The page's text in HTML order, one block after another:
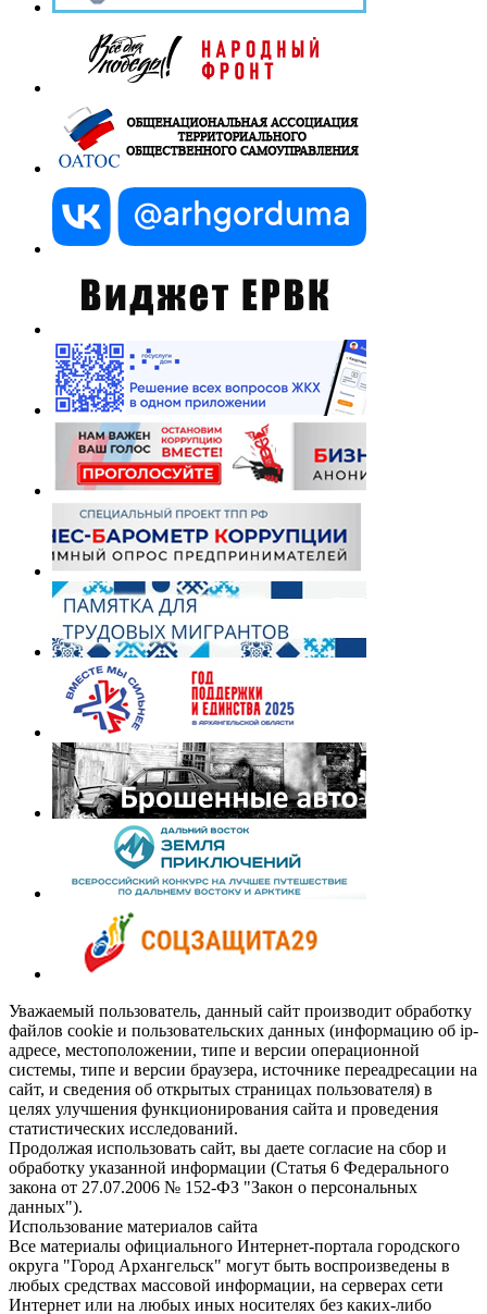
Уважаемый пользователь, данный сайт производит обработку
файлов cookie и пользовательских данных (информацию об ip-
адресе, местоположении, типе и версии операционной
системы, типе и версии браузера, источнике переадресации на
сайт, и сведения об открытых страницах пользователя) в
целях улучшения функционирования сайта и проведения
статистических исследований.
Продолжая использовать сайт, вы даете согласие на сбор и
обработку указанной информации (Статья 6 Федерального
закона от 27.07.2006 № 152-ФЗ "Закон о персональных
данных").
Использование материалов сайта
Все материалы официального Интернет-портала городского
округа "Город Архангельск" могут быть воспроизведены в
любых средствах массовой информации, на серверах сети
Интернет или на любых иных носителях без каких-либо